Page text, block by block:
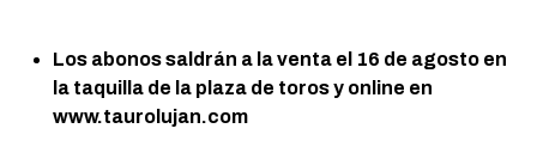
Los abonos saldrán a la venta el 16 de agosto en
la taquilla de la plaza de toros y online en
www.taurolujan.com